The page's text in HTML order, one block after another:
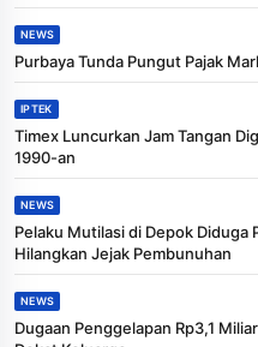
NEWS
Purbaya Tunda Pungut Pajak
IPTEK
Timex Luncurkan Jam Tangan
1990-an
NEWS
Pelaku Mutilasi di Depok
Hilangkan Jejak Pembunuhan
NEWS
Dugaan Penggelapan Rp3,1